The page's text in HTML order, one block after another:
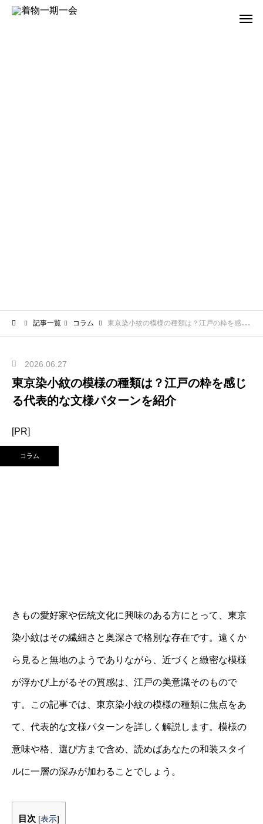
記事一覧 コラム 東京染小紋の模様の種類は？江戸の粋を感じる代表的な文様パターンを紹介
2026.06.27
東京染小紋の模様の種類は？江戸の粋を感じ
る代表的な文様パターンを紹介
[PR]
コラム
きもの愛好家や伝統文化に興味のある方にとって、東京
染小紋はその繊細さと奥深さで格別な存在です。遠くか
ら見ると無地のようでありながら、近づくと緻密な模様
が浮かび上がるその質感は、江戸の美意識そのもので
す。この記事では、東京染小紋の模様の種類に焦点をあ
て、代表的な文様パターンを詳しく解説します。模様の
意味や格、選び方まで含め、読めばあなたの和装スタイ
ルに一層の深みが加わることでしょう。
目次 [表示]